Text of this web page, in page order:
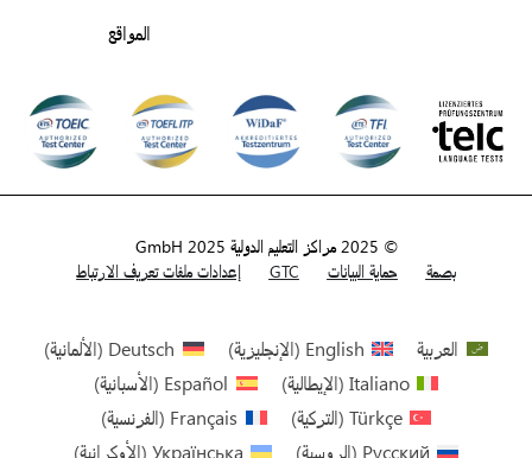
المواقع
© 2025 مراكز التعليم الدولية GmbH 2025
بصمة
حماية البيانات GTC إعدادات ملفات تعريف الارتباط
العربية English
(الإنجليزية)
Deutsch
(الألمانية)
Italiano
(الإيطالية)
Español
(الأسبانية)
Türkçe
(التركية)
Français
(الفرنسية)
Русский
(الروسية)
Українська
(الأوكرانية)